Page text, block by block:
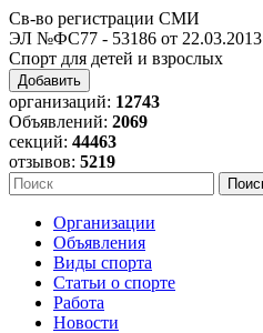
Св-во регистрации СМИ
ЭЛ №ФС77 - 53186 от 22.03.2013
Спорт для детей и взрослых
Добавить
организаций: 12743
Объявлений: 2069
секций: 44463
отзывов: 5219
Организации
Объявления
Виды спорта
Статьи о спорте
Работа
Новости